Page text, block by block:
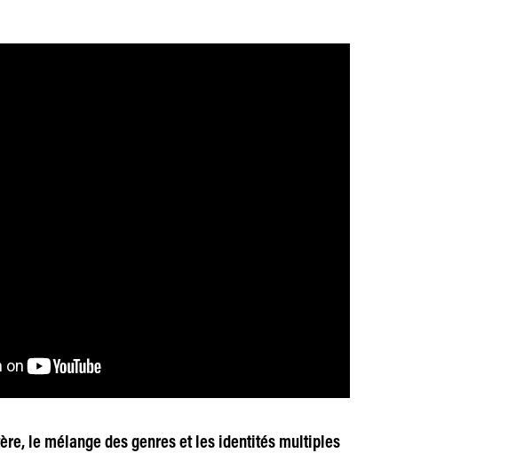
le mélange des genres et les identités multiples